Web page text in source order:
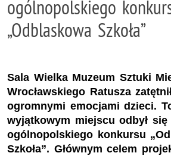
ogólnopolskiego
„Odblaskowa Szkoła”
Sala Wielka Muzeum Sztuki
Wrocławskiego Ratusza
ogromnymi emocjami dzieci.
wyjątkowym miejscu odbył się
ogólnopolskiego konkursu
Szkoła”. Głównym celem